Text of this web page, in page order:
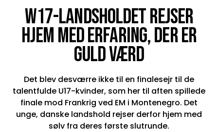
W17-LANDSHOLDET REJSER
HJEM MED ERFARING, DER ER
GULD VÆRD
Det blev desværre ikke til en finalesejr til de
talentfulde U17-kvinder, som her til aften spillede
finale mod Frankrig ved EM i Montenegro. Det
unge, danske landshold rejser derfor hjem med
sølv fra deres første slutrunde.